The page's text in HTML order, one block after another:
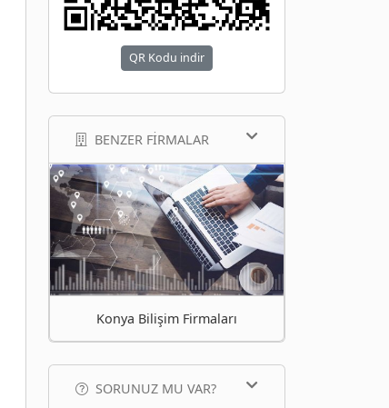
QR Kodu indir
BENZER FIRMALAR
Konya Bilişim Firmaları
SORUNUZ MU VAR?